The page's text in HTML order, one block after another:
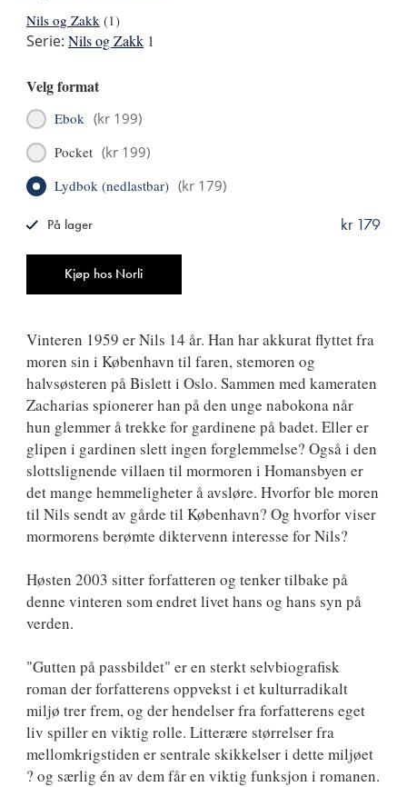
Nils og Zakk (1)
Serie: Nils og Zakk 1
Velg format
Ebok (kr 199)
Pocket (kr 199)
Lydbok (nedlastbar) (kr 179)
Kjøp hos Norli
kr 179
På lager
Vinteren 1959 er Nils 14 år. Han har akkurat flyttet fra
moren sin i København til faren, stemoren og
halvsøsteren på Bislett i Oslo. Sammen med kameraten
Zacharias spionerer han på den unge nabokona når
hun glemmer å trekke for gardinene på badet. Eller er
glipen i gardinen slett ingen forglemmelse? Også i den
slottslignende villaen til mormoren i Homansbyen er
det mange hemmeligheter å avsløre. Hvorfor ble moren
til Nils sendt av gårde til København? Og hvorfor viser
mormorens berømte diktervenn interesse for Nils?
Høsten 2003 sitter forfatteren og tenker tilbake på
denne vinteren som endret livet hans og hans syn på
verden.
"Gutten på passbildet" er en sterkt selvbiografisk
roman der forfatterens oppvekst i et kulturradikalt
miljø trer frem, og der hendelser fra forfatterens eget
liv spiller en viktig rolle. Litterære størrelser fra
mellomkrigstiden er sentrale skikkelser i dette miljøet
? og særlig én av dem får en viktig funksjon i romanen.